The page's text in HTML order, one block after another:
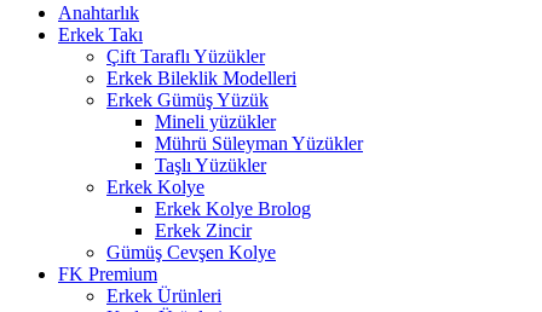
Anahtarlık
Erkek Takı
Çift Taraflı Yüzükler
Erkek Bileklik Modelleri
Erkek Gümüş Yüzük
Mineli yüzükler
Mührü Süleyman Yüzükler
Taşlı Yüzükler
Erkek Kolye
Erkek Kolye Brolog
Erkek Zincir
Gümüş Cevşen Kolye
FK Premium
Erkek Ürünleri